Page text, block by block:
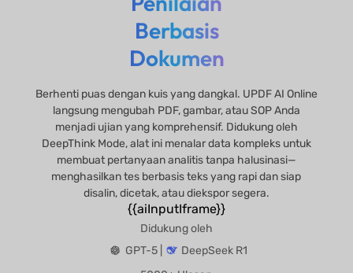
Berbasis
Dokumen
Berhenti puas dengan kuis yang dangkal. UPDF AI Online
langsung mengubah PDF, gambar, atau SOP Anda
menjadi ujian yang komprehensif. Didukung oleh
DeepThink Mode, alat ini menalar data kompleks untuk
membuat pertanyaan analitis tanpa halusinasi—
menghasilkan tes berbasis teks yang rapi dan siap
disalin, dicetak, atau diekspor segera.
{{aiInputIframe}}